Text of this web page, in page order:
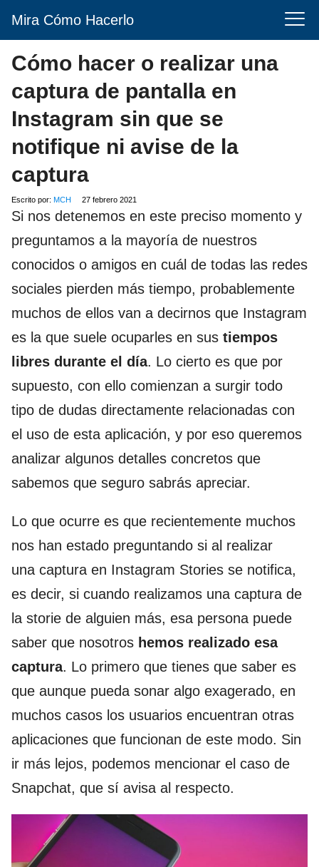
Mira Cómo Hacerlo
Cómo hacer o realizar una
captura de pantalla en
Instagram sin que se
notifique ni avise de la
captura
Escrito por: MCH 27 febrero 2021
Si nos detenemos en este preciso momento y
preguntamos a la mayoría de nuestros
conocidos o amigos en cuál de todas las redes
sociales pierden más tiempo, probablemente
muchos de ellos van a decirnos que Instagram
es la que suele ocuparles en sus tiempos
libres durante el día. Lo cierto es que por
supuesto, con ello comienzan a surgir todo
tipo de dudas directamente relacionadas con
el uso de esta aplicación, y por eso queremos
analizar algunos detalles concretos que
sabemos que seguro sabrás apreciar.
Lo que ocurre es que recientemente muchos
nos han estado preguntando si al realizar
una captura en Instagram Stories se notifica,
es decir, si cuando realizamos una captura de
la storie de alguien más, esa persona puede
saber que nosotros hemos realizado esa
captura. Lo primero que tienes que saber es
que aunque pueda sonar algo exagerado, en
muchos casos los usuarios encuentran otras
aplicaciones que funcionan de este modo. Sin
ir más lejos, podemos mencionar el caso de
Snapchat, que sí avisa al respecto.